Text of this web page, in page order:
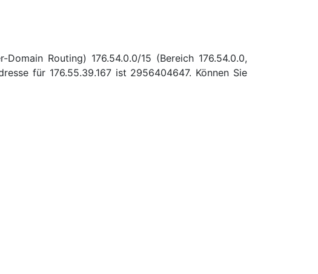
Routing) 176.54.0.0/15 (Bereich 176.54.0.0,
für 176.55.39.167 ist 2956404647. Können Sie